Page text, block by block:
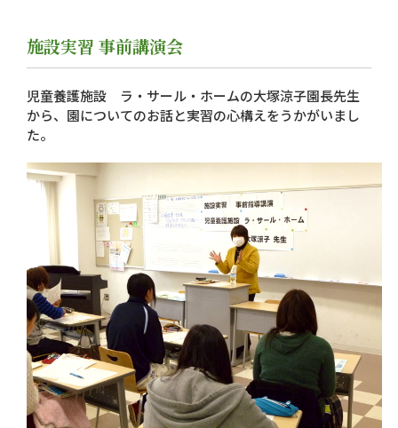
施設実習 事前講演会
児童養護施設 ラ・サール・ホームの大塚涼子園長先生
から、園についてのお話と実習の心構えをうかがいまし
た。